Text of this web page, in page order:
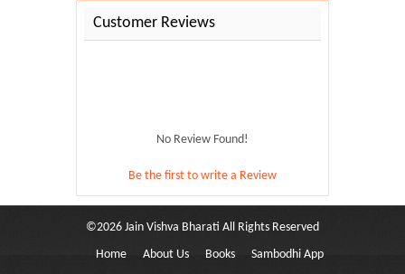
Customer Reviews
No Review Found!
Be the first to write a Review
©2026 Jain Vishva Bharati All Rights Reserved
Home
About Us Books Sambodhi App